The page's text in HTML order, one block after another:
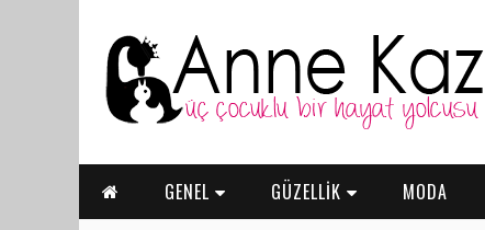
GENEL GÜZELLİK MODA